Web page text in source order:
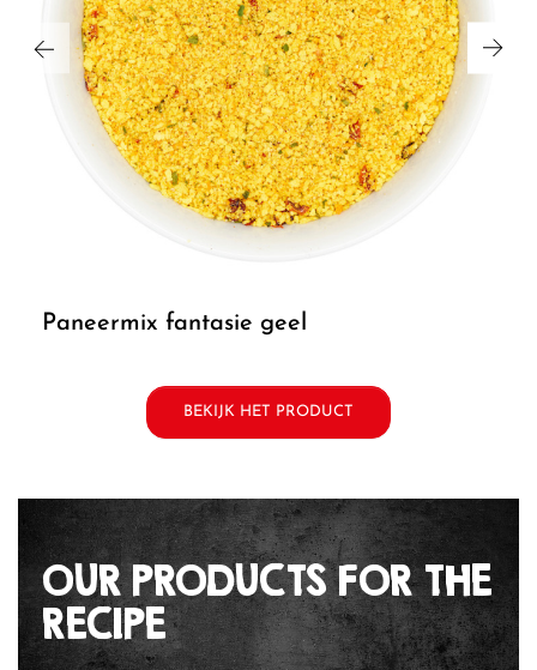
OUR PRODUCTS FOR THE
RECIPE
paneermix fantasie geel
BEKIJK HET PRODUCT